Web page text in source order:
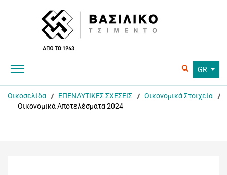
GR
Οικοσελίδα ΕΠΕΝΔΥΤΙΚΕΣ ΣΧΕΣΕΙΣ
Οικονομικά Στοιχεία
Οικονομικά Αποτελέσματα 2024